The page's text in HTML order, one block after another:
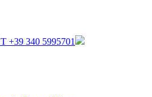
T +39 340 5995701